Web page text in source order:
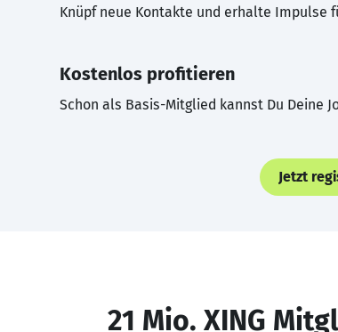
Knüpf neue Kontakte und erhalte Impulse
Kostenlos profitieren
Schon als Basis-Mitglied kannst Du Deine
Jetzt
21 Mio. XING